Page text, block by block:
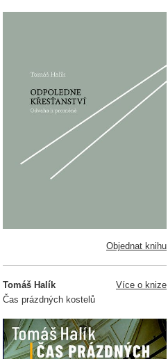
Objednat knihu
Tomáš Halík
Více o knize
Čas prázdných kostelů